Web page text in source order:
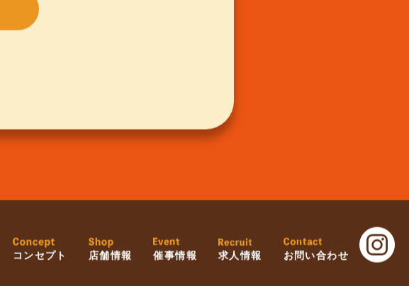
コンセプト 店舗情報 催事情報 求人情報 お問い合わせ